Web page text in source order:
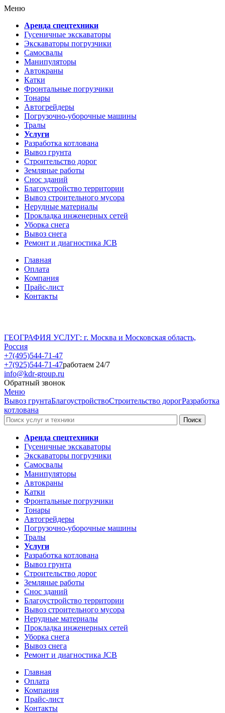
Меню
Аренда спецтехники
Гусеничные экскаваторы
Экскаваторы погрузчики
Самосвалы
Манипуляторы
Автокраны
Катки
Фронтальные погрузчики
Тонары
Автогрейдеры
Погрузочно-уборочные машины
Тралы
Услуги
Разработка котлована
Вывоз грунта
Строительство дорог
Земляные работы
Снос зданий
Благоустройство территории
Вывоз строительного мусора
Нерудные материалы
Прокладка инженерных сетей
Уборка снега
Вывоз снега
Ремонт и диагностика JCB
Главная
Оплата
Компания
Прайс-лист
Контакты
ГЕОГРАФИЯ УСЛУГ: г. Москва и Московская область,
Россия
+7(495)544-71-47
+7(925)544-71-47работаем 24/7
info@kdr-group.ru
Обратный звонок
Меню
Вывоз грунтаБлагоустройствоСтроительство дорогРазработка
котлована
Аренда спецтехники
Гусеничные экскаваторы
Экскаваторы погрузчики
Самосвалы
Манипуляторы
Автокраны
Катки
Фронтальные погрузчики
Тонары
Автогрейдеры
Погрузочно-уборочные машины
Тралы
Услуги
Разработка котлована
Вывоз грунта
Строительство дорог
Земляные работы
Снос зданий
Благоустройство территории
Вывоз строительного мусора
Нерудные материалы
Прокладка инженерных сетей
Уборка снега
Вывоз снега
Ремонт и диагностика JCB
Главная
Оплата
Компания
Прайс-лист
Контакты